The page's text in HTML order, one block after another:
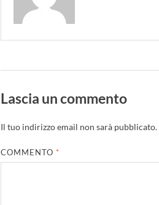
Lascia un commento
Il tuo indirizzo email non sarà pubblicato.
COMMENTO *